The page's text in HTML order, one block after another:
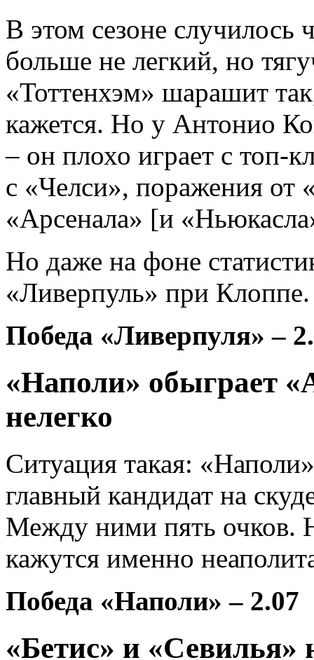
В этом сезоне случилось
больше не легкий, но
«Тоттенхэм» шарашит
кажется. Но у Антонио
– он плохо играет с топ-
с «Челси», поражения
«Арсенала» [и
Но даже на фоне
«Ливерпуль» при Клоппе.
Победа «Ливерпуля» –
«Наполи» обыграет
нелегко
Ситуация такая:
главный кандидат на
Между ними пять очков.
кажутся именно
Победа «Наполи» – 2.07
«Бетис» и «Севилья»